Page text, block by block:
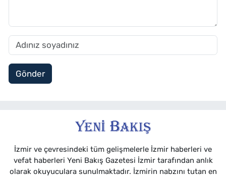
Gönder
İzmir ve çevresindeki tüm gelişmelerle İzmir haberleri ve
vefat haberleri Yeni Bakış Gazetesi İzmir tarafından anlık
olarak okuyuculara sunulmaktadır. İzmirin nabzını tutan en